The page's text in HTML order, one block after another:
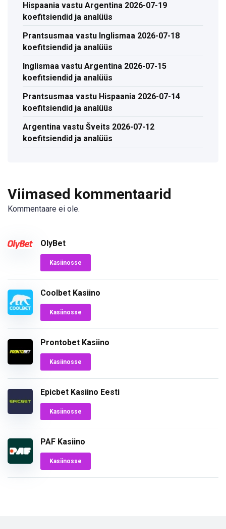
Hispaania vastu Argentina 2026-07-19
koefitsiendid ja analüüs
Prantsusmaa vastu Inglismaa 2026-07-18
koefitsiendid ja analüüs
Inglismaa vastu Argentina 2026-07-15
koefitsiendid ja analüüs
Prantsusmaa vastu Hispaania 2026-07-14
koefitsiendid ja analüüs
Argentina vastu Šveits 2026-07-12
koefitsiendid ja analüüs
Viimased kommentaarid
Kommentaare ei ole.
OlyBet
Kasiinosse
Coolbet Kasiino
Kasiinosse
Prontobet Kasiino
Kasiinosse
Epicbet Kasiino Eesti
Kasiinosse
PAF Kasiino
Kasiinosse